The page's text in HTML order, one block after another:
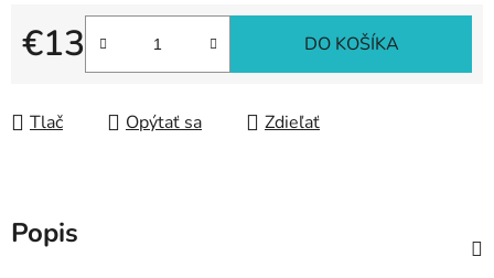
€13
Jednotková cena:
DO KOŠÍKA
Tlač Opýtať sa Zdieľať
Popis